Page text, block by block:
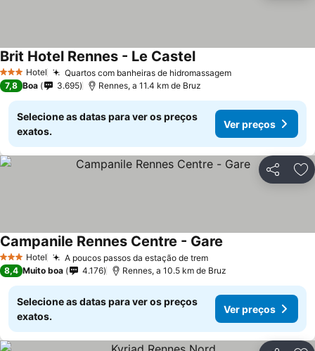
3 EstrelasHotel Quartos com banheiras de hidromassagemVer preços
Brit Hotel Rennes - Le CastelVer preços
7,8 Boa 3.695 Rennes, a 11.4 km de Bruz
Selecione as datas para ver os preços
exatos.
Ver preços
Partilhar
3 EstrelasHotel A poucos passos da estação de tremVer preços
Campanile Rennes Centre - Gare
8,4 Muito boa 4.176 Rennes, a 10.5 km de Bruz
Selecione as datas para ver os preços
exatos.
Ver preços